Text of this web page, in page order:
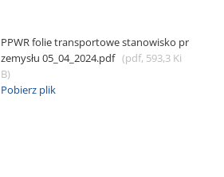
PPWR folie transportowe stanowisko pr
zemysłu 05_04_2024.pdf (pdf, 593,3 Ki
B)
Pobierz plik